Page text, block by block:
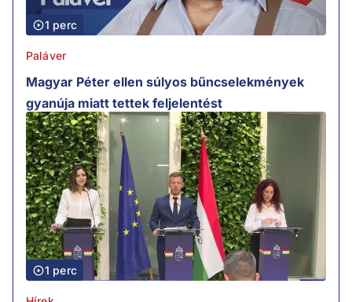
1 perc
Paláver
Magyar Péter ellen súlyos bűncselekmények
gyanúja miatt tettek feljelentést
1 perc